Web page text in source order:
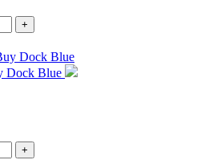
+
Dock Blue
+